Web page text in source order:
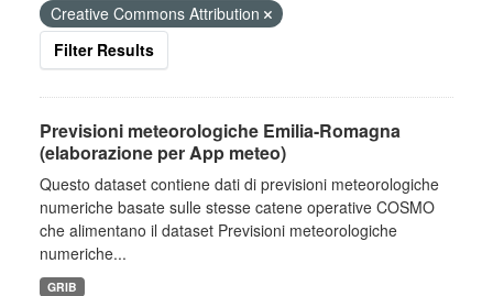
Creative Commons Attribution
Filter Results
Previsioni meteorologiche Emilia-Romagna
(elaborazione per App meteo)
Questo dataset contiene dati di previsioni meteorologiche
numeriche basate sulle stesse catene operative COSMO
che alimentano il dataset Previsioni meteorologiche
numeriche...
GRIB